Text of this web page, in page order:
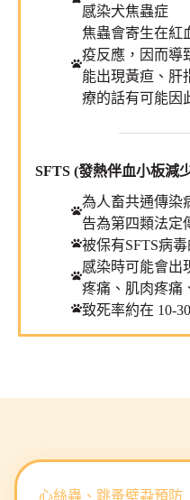
感染犬焦蟲症
焦蟲會寄生在紅
疫反應，因而導
能出現黃疸、肝
療的話有可能因
SFTS (發熱伴血小板減
為人畜共通傳染
告為第四類法定
被保有SFTS病
感染時可能會出
疼痛、肌肉疼痛
致死率約在 10-
心絲蟲、跳蚤壁蝨預防